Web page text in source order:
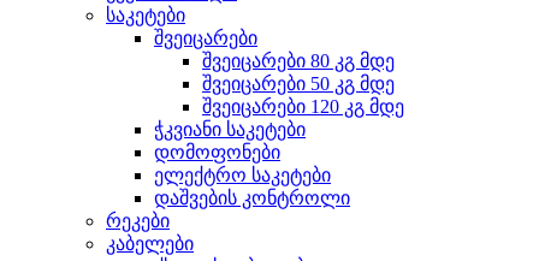
საკეტები
შვეიცარები
შვეიცარები 80 კგ მდე
შვეიცარები 50 კგ მდე
შვეიცარები 120 კგ მდე
ჭკვიანი საკეტები
დომოფონები
ელექტრო საკეტები
დაშვების კონტროლი
რეკები
კაბელები